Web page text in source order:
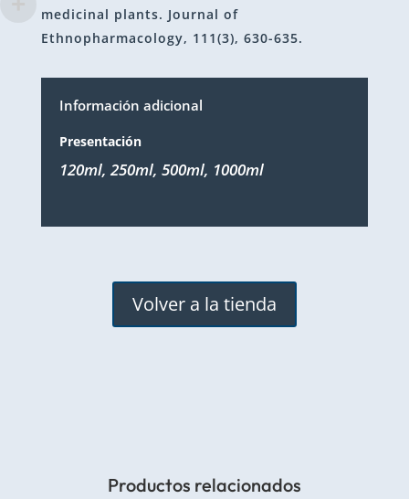
medicinal plants. Journal of
Ethnopharmacology, 111(3), 630-635.
Información adicional
Presentación
120ml, 250ml, 500ml, 1000ml
Volver a la tienda
Productos relacionados